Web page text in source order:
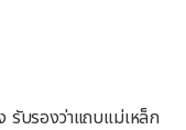
รับรองว่าแถบแม่เหล็ก